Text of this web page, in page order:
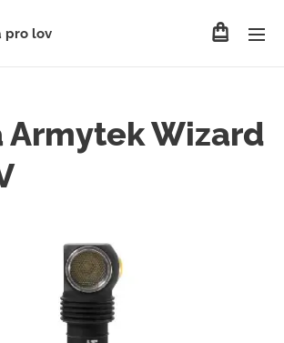
pro lov
Armytek Wizard